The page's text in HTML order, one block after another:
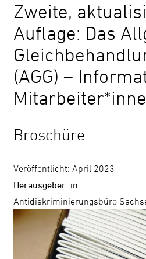
Zweite,
Auflage: Das
(AGG) –
Broschüre
Veröffentlicht: April 2023
Herausgeber_in:
Antidiskriminierungsbüro